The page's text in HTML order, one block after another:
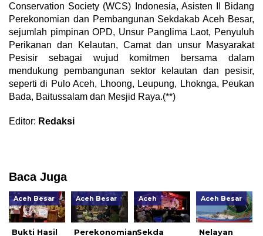
Conservation Society (WCS) Indonesia, Asisten II Bidang
Perekonomian dan Pembangunan Sekdakab Aceh Besar,
sejumlah pimpinan OPD, Unsur Panglima Laot, Penyuluh
Perikanan dan Kelautan, Camat dan unsur Masyarakat
Pesisir sebagai wujud komitmen bersama dalam
mendukung pembangunan sektor kelautan dan pesisir,
seperti di Pulo Aceh, Lhoong, Leupung, Lhoknga, Peukan
Bada, Baitussalam dan Mesjid Raya.(**)
Editor: Redaksi
Baca Juga
Aceh Besar
Bukti Hasil
Aceh Besar
Perekonomian
Aceh
Sekda
Aceh Besar
Nelayan